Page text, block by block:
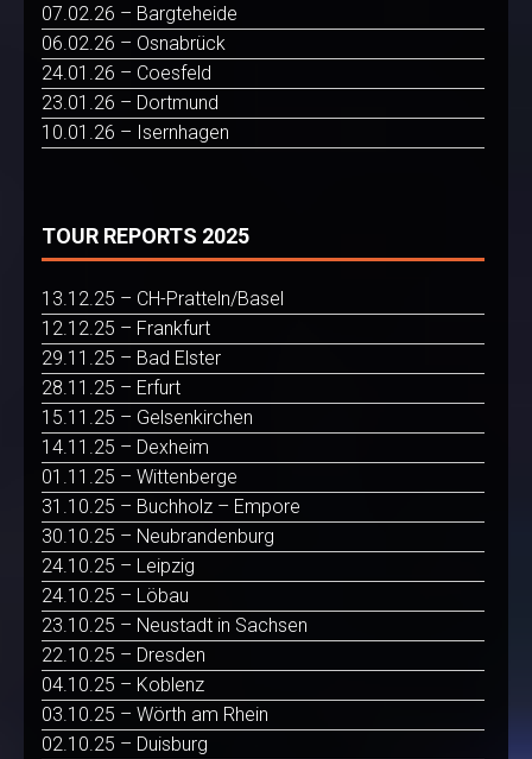
07.02.26 – Bargteheide
06.02.26 – Osnabrück
24.01.26 – Coesfeld
23.01.26 – Dortmund
10.01.26 – Isernhagen
TOUR REPORTS 2025
13.12.25 – CH-Pratteln/Basel
12.12.25 – Frankfurt
29.11.25 – Bad Elster
28.11.25 – Erfurt
15.11.25 – Gelsenkirchen
14.11.25 – Dexheim
01.11.25 – Wittenberge
31.10.25 – Buchholz – Empore
30.10.25 – Neubrandenburg
24.10.25 – Leipzig
24.10.25 – Löbau
23.10.25 – Neustadt in Sachsen
22.10.25 – Dresden
04.10.25 – Koblenz
03.10.25 – Wörth am Rhein
02.10.25 – Duisburg